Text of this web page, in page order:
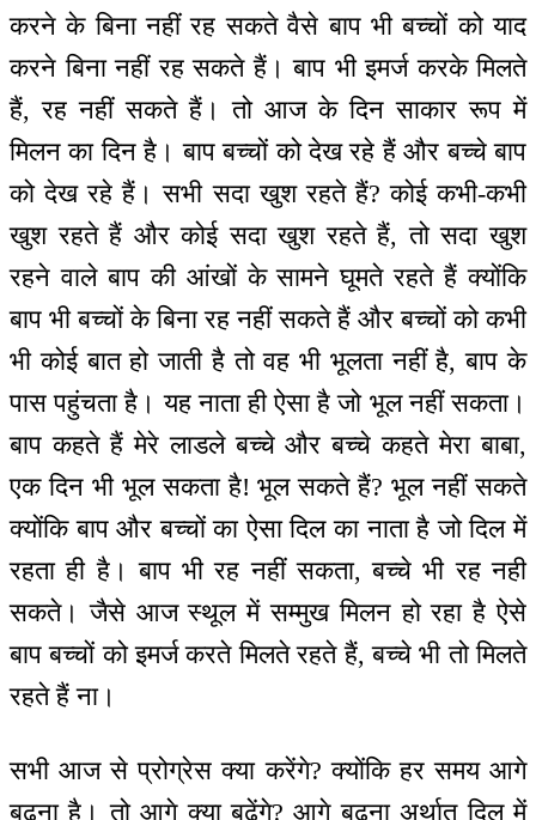
करने के बिना नहीं रह सकते वैसे बाप भी बच्चों को याद
करने बिना नहीं रह सकते हैं। बाप भी इमर्ज करके मिलते
हैं, रह नहीं सकते हैं। तो आज के दिन साकार रूप में
मिलन का दिन है। बाप बच्चों को देख रहे हैं और बच्चे बाप
को देख रहे हैं। सभी सदा खुश रहते हैं? कोई कभी-कभी
खुश रहते हैं और कोई सदा खुश रहते हैं, तो सदा खुश
रहने वाले बाप की आंखों के सामने घूमते रहते हैं क्योंकि
बाप भी बच्चों के बिना रह नहीं सकते हैं और बच्चों को कभी
भी कोई बात हो जाती है तो वह भी भूलता नहीं है, बाप के
पास पहुंचता है। यह नाता ही ऐसा है जो भूल नहीं सकता।
बाप कहते हैं मेरे लाडले बच्चे और बच्चे कहते मेरा बाबा,
एक दिन भी भूल सकता है! भूल सकते हैं? भूल नहीं सकते
क्योंकि बाप और बच्चों का ऐसा दिल का नाता है जो दिल में
रहता ही है। बाप भी रह नहीं सकता, बच्चे भी रह नही
सकते। जैसे आज स्थूल में सम्मुख मिलन हो रहा है ऐसे
बाप बच्चों को इमर्ज करते मिलते रहते हैं, बच्चे भी तो मिलते
रहते हैं ना।
सभी आज से प्रोग्रेस क्या करेंगे? क्योंकि हर समय आगे
बढ़ना है। तो आगे क्या बढ़ेंगे? आगे बढ़ना अर्थात् दिल में